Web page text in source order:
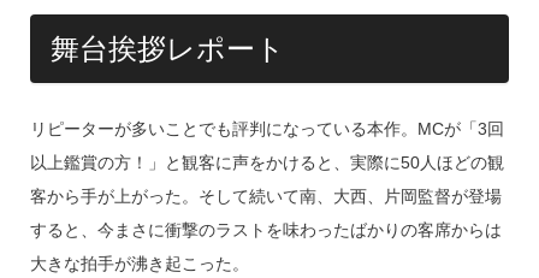
舞台挨拶レポート
リピーターが多いことでも評判になっている本作。MCが「3回
以上鑑賞の方！」と観客に声をかけると、実際に50人ほどの観
客から手が上がった。そして続いて南、大西、片岡監督が登場
すると、今まさに衝撃のラストを味わったばかりの客席からは
大きな拍手が沸き起こった。